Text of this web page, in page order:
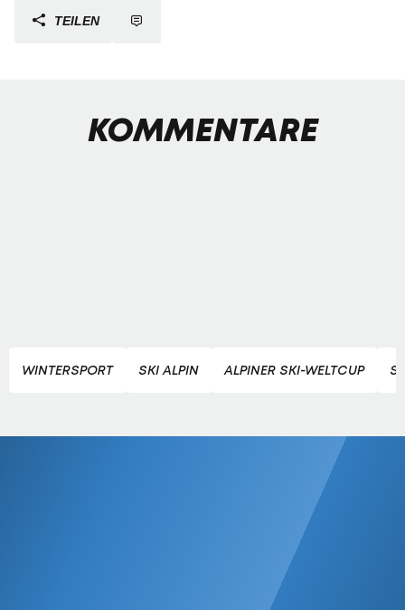
TEILEN
KOMMENTARE
WINTERSPORT SKI ALPIN ALPINER SKI-WELTCUP